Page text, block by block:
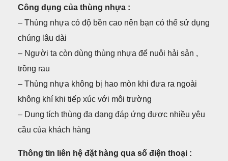
Công dụng của thùng nhựa :
– Thùng nhựa có độ bền cao nên bạn có thể sử dụng
chúng lâu dài
– Người ta còn dùng thùng nhựa để nuôi hải sản ,
trồng rau
– Thùng nhựa không bị hao mòn khi đưa ra ngoài
không khí khi tiếp xúc với môi trường
– Dung tích thùng đa dạng đáp ứng được nhiều yêu
cầu của khách hàng
Thông tin liên hệ đặt hàng qua số điện thoại :